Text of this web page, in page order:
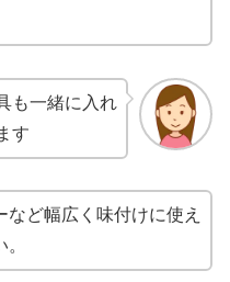
も一緒に入れ
す
ど幅広く味付けに使え